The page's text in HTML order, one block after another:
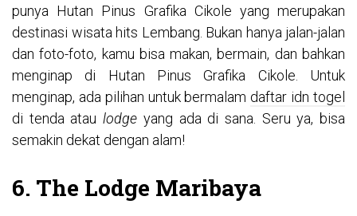
punya Hutan Pinus Grafika Cikole yang merupakan
destinasi wisata hits Lembang. Bukan hanya jalan-jalan
dan foto-foto, kamu bisa makan, bermain, dan bahkan
menginap di Hutan Pinus Grafika Cikole. Untuk
menginap, ada pilihan untuk bermalam daftar idn togel
di tenda ataulodge yang ada di sana. Seru ya, bisa
semakin dekat dengan alam!
6. The Lodge Maribaya